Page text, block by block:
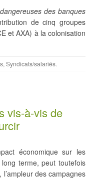
des banques
de cinq groupes
et AXA) à la colonisation
, Syndicats/salariés.
vis-à-vis de
économique sur les
terme, peut toutefois
des campagnes